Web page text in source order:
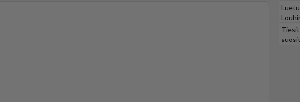
odotti